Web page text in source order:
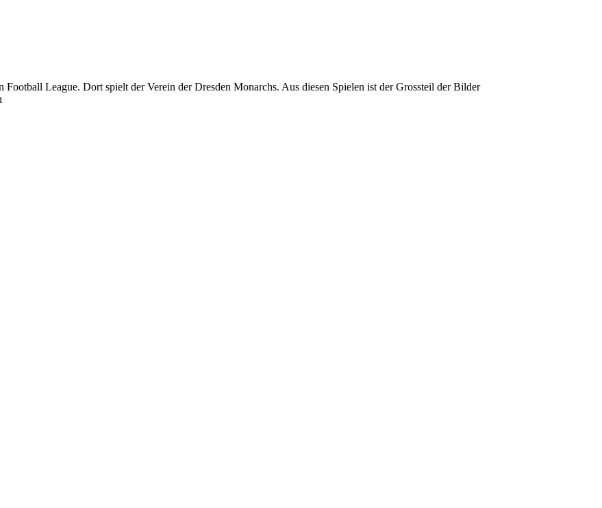
Football League. Dort spielt der Verein der Dresden Monarchs. Aus diesen Spielen ist der Grossteil der Bilder